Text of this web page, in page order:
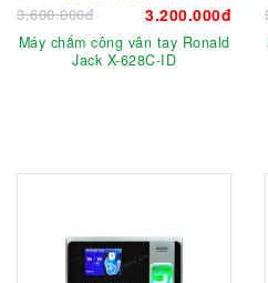
3.600.000đ 3.200.000đ
Máy chấm công vân tay Ronald
Jack X-628C-ID